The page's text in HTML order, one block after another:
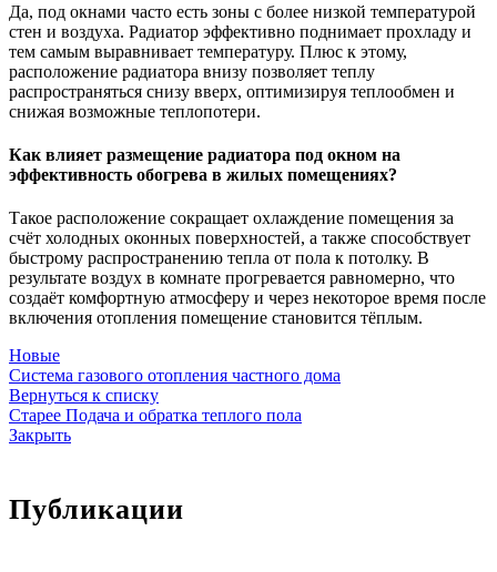
Да, под окнами часто есть зоны с более низкой температурой
стен и воздуха. Радиатор эффективно поднимает прохладу и
тем самым выравнивает температуру. Плюс к этому,
расположение радиатора внизу позволяет теплу
распространяться снизу вверх, оптимизируя теплообмен и
снижая возможные теплопотери.
Как влияет размещение радиатора под окном на
эффективность обогрева в жилых помещениях?
Такое расположение сокращает охлаждение помещения за
счёт холодных оконных поверхностей, а также способствует
быстрому распространению тепла от пола к потолку. В
результате воздух в комнате прогревается равномерно, что
создаёт комфортную атмосферу и через некоторое время после
включения отопления помещение становится тёплым.
Новые
Система газового отопления частного дома
Вернуться к списку
Старее Подача и обратка теплого пола
Закрыть
Публикации